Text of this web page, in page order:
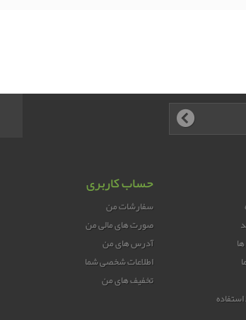
حساب کاربری
سفارشات من
صورت های مالی من
آدرس های من
اطلاعات شخصی شما
تخفیف های من